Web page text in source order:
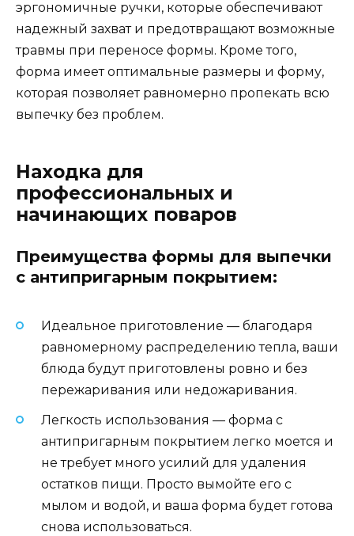
эргономичные ручки, которые обеспечивают
надежный захват и предотвращают возможные
травмы при переносе формы. Кроме того,
форма имеет оптимальные размеры и форму,
которая позволяет равномерно пропекать всю
выпечку без проблем.
Находка для
профессиональных и
начинающих поваров
Преимущества формы для выпечки
с антипригарным покрытием:
Идеальное приготовление — благодаря
равномерному распределению тепла, ваши
блюда будут приготовлены ровно и без
пережаривания или недожаривания.
Легкость использования — форма с
антипригарным покрытием легко моется и
не требует много усилий для удаления
остатков пищи. Просто вымойте его с
мылом и водой, и ваша форма будет готова
снова использоваться.